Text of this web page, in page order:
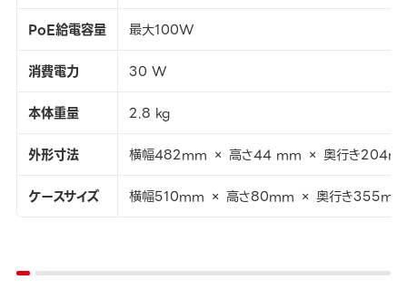
PoE給電容量
最大100W
消費電力
30 W
本体重量
2.8 kg
外形寸法
横幅482mm × 高さ44 mm × 奥行き
ケースサイズ
横幅510mm × 高さ80mm × 奥行き355mm